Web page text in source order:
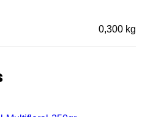
0,300 kg